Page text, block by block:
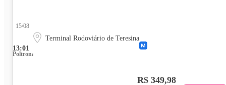
13:01
15/08
Terminal Rodoviário de Teresina
Poltrona
R$ 349,98